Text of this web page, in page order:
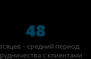
48
- средний период
с клиентами